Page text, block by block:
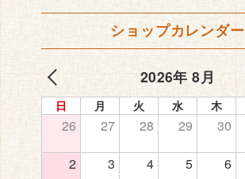
ショップカレンダー
2026年 8月
日 月 火 水 木
26 27 28 29 30
2 3 4 5 6